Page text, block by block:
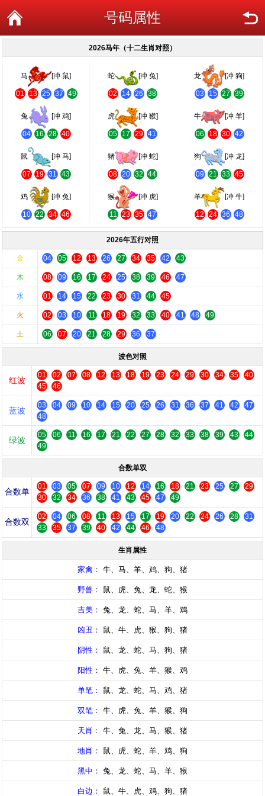
号码属性
2026马年（十二生肖对照）
马 [冲 鼠]
01 13 25 37 49
蛇 [冲 兔]
02 14 26 38
龙 [冲 狗]
03 15 27 39
兔 [冲 鸡]
04 16 28 40
虎 [冲 猴]
05 17 29 41
牛 [冲 羊]
06 18 30 42
鼠 [冲 马]
07 19 31 43
猪 [冲 蛇]
08 20 32 44
狗 [冲 龙]
09 21 33 45
鸡 [冲 兔]
10 22 34 46
猴 [冲 虎]
11 23 35 47
羊 [冲 牛]
12 24 36 48
2026年五行对照
金 04 05 12 13 26 27 34 35 42 43
木 08 09 16 17 24 25 38 39 46 47
水 01 14 15 22 23 30 31 44 45
火 02 03 10 11 18 19 32 33 40 41 48 49
土 06 07 20 21 28 29 36 37
波色对照
红波
01 02 07 08 12 13 18 19 23 24 29 30 34 35
40
45
46
蓝波
03 04 09 10 14 15 20 25 26 31 36 37 41 42
47
48
绿波
05 06 11 16 17 21 22 27 28 32 33 38 39 43
44
49
合数单双
合数单
01 03 05 07 09 10 12 14 16 18 21 23 25 27
29
30
32 34 36 38 41 43 45 47 49
合数双
02 04 06 08 11 13 15 17 19 20 22 24 26 28
31
33
35 37 39 40 42 44 46 48
生肖属性
家禽： 牛、马、羊、鸡、狗、猪
野兽： 鼠、虎、兔、龙、蛇、猴
吉美： 兔、龙、蛇、马、羊、鸡
凶丑： 鼠、牛、虎、猴、狗、猪
阴性： 鼠、龙、蛇、马、狗、猪
阳性： 牛、虎、兔、羊、猴、鸡
单笔： 鼠、龙、蛇、马、鸡、猪
双笔： 牛、虎、兔、羊、猴、狗
天肖： 牛、兔、龙、马、猴、猪
地肖： 鼠、虎、蛇、羊、鸡、狗
黑中： 兔、龙、蛇、马、羊、猴
白边： 鼠、牛、虎、鸡、狗、猪